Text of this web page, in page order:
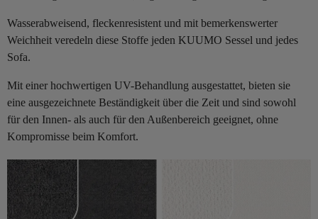
Wasserabweisend, fleckenresistent und mit bemerkenswerter
Weichheit veredeln diese Stoffe jeden KUUMO Sessel und jedes
Sofa.
Mit einer hochwertigen UV-Behandlung ausgestattet, bieten sie
eine ausgezeichnete Beständigkeit über die Zeit und sind sowohl
für den Innen- als auch für den Außenbereich geeignet, ohne
Kompromisse beim Komfort.